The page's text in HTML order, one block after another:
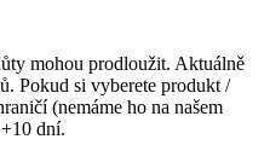
mohou prodloužit. Aktuálně
Pokud si vyberete produkt /
(nemáme ho na našem
dní.